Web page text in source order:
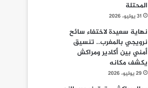
المحتلة
31 يوليو، 2026
نهاية سعيدة لاختفاء سائح
نرويجي بالمغرب.. تنسيق
أمني بين أكادير ومراكش
يكشف مكانه
29 يوليو، 2026